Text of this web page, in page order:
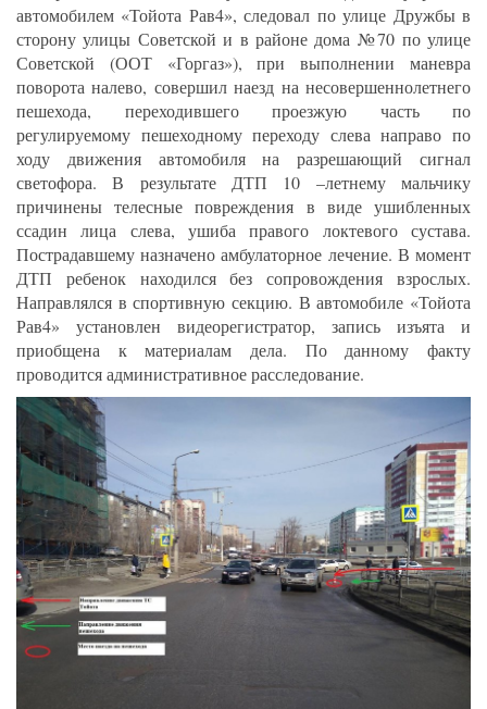
автомобилем «Тойота Рав4», следовал по улице Дружбы в
сторону улицы Советской и в районе дома №70 по улице
Советской (ООТ «Горгаз»), при выполнении маневра
поворота налево, совершил наезд на несовершеннолетнего
пешехода, переходившего проезжую часть по
регулируемому пешеходному переходу слева направо по
ходу движения автомобиля на разрешающий сигнал
светофора. В результате ДТП 10 –летнему мальчику
причинены телесные повреждения в виде ушибленных
ссадин лица слева, ушиба правого локтевого сустава.
Пострадавшему назначено амбулаторное лечение. В момент
ДТП ребенок находился без сопровождения взрослых.
Направлялся в спортивную секцию. В автомобиле «Тойота
Рав4» установлен видеорегистратор, запись изъята и
приобщена к материалам дела. По данному факту
проводится административное расследование.